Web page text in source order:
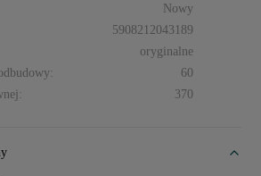
Nowy
5908212043189
oryginalne
60
370